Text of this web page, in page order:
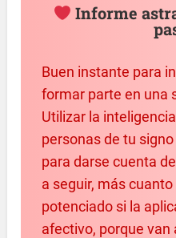
Informe
Buen instante para
formar parte en una
Utilizar la
personas de tu
para darse cuenta
a seguir, más
potenciado si la
afectivo, porque van